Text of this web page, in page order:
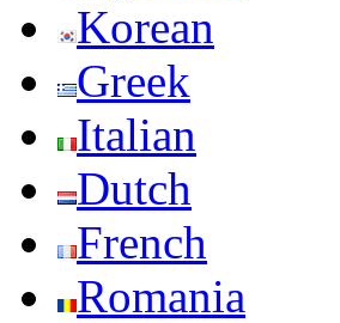
Korean
Greek
Italian
Dutch
French
Romania